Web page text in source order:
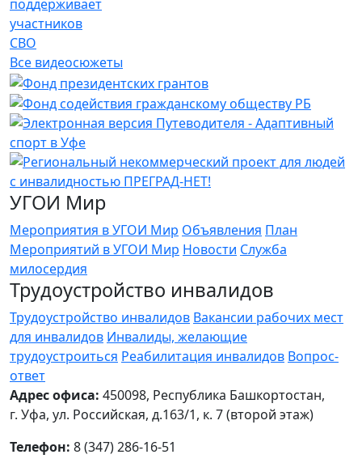
поддерживает
участников
СВО
Все видеосюжеты
УГОИ Мир
Мероприятия в УГОИ Мир Объявления План
Мероприятий в УГОИ Мир Новости Служба
милосердия
Трудоустройство инвалидов
Трудоустройство инвалидов Вакансии рабочих мест
для инвалидов Инвалиды, желающие
трудоустроиться Реабилитация инвалидов Вопрос-
ответ
Адрес офиса: 450098, Республика Башкортостан,
г. Уфа, ул. Российская, д.163/1, к. 7 (второй этаж)
Телефон: 8 (347) 286-16-51